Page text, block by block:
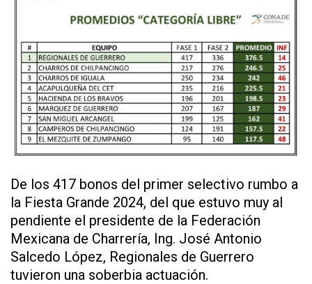
De los 417 bonos del primer selectivo rumbo a
la Fiesta Grande 2024, del que estuvo muy al
pendiente el presidente de la Federación
Mexicana de Charrería, Ing. José Antonio
Salcedo López, Regionales de Guerrero
tuvieron una soberbia actuación.